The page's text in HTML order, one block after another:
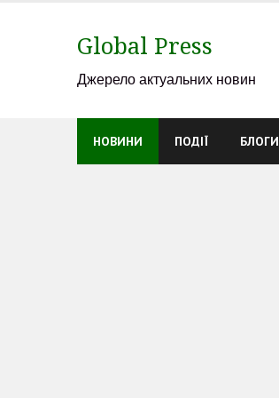
Global Press
Джерело актуальних новин
НОВИНИ ПОДІЇ БЛОГИ